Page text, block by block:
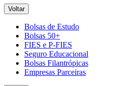
Voltar
Bolsas de Estudo
Bolsas 50+
FIES e P-FIES
Seguro Educacional
Bolsas Filantrópicas
Empresas Parceiras